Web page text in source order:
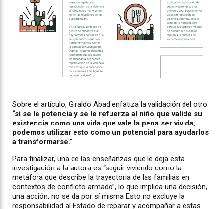
Sobre el artículo, Giraldo Abad enfatiza la validación del otro:
“si se le potencia y se le refuerza al niño que valide su
existencia como una vida que vale la pena ser vivida,
podemos utilizar esto como un potencial para ayudarlos
a transformarse.”
Para finalizar, una de las enseñanzas que le deja esta
investigación a la autora es “seguir viviendo como la
metáfora que describe la trayectoria de las familias en
contextos de conflicto armado”, lo que implica una decisión,
una acción, no se da por sí misma Esto no excluye la
responsabilidad al Estado de reparar y acompañar a estas